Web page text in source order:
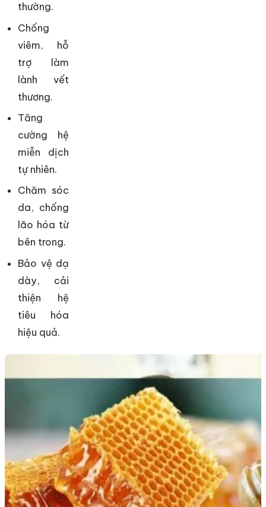
thường.
Chống
viêm, hỗ
trợ làm
lành vết
thương.
Tăng
cường hệ
miễn dịch
tự nhiên.
Chăm sóc
da, chống
lão hóa từ
bên trong.
Bảo vệ dạ
dày, cải
thiện hệ
tiêu hóa
hiệu quả.